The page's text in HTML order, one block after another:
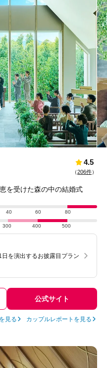
4.5
（206件）
を受けた森の中の結婚式
40 60 80
300 400 500
を演出するお披露目プラン
公式サイト
見る カップルレポートを見る